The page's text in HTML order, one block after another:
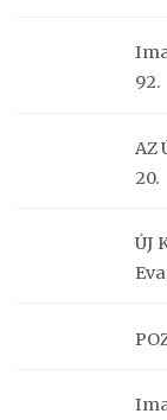
92.
AZ
20.
ÚJ